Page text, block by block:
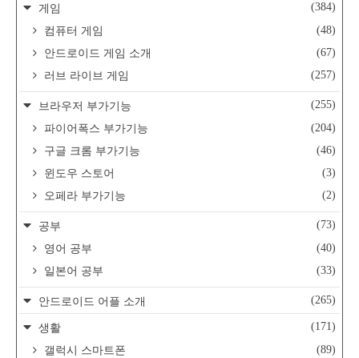
게임
(384)
컴퓨터 게임
(48)
안드로이드 게임 소개
(67)
러브 라이브 게임
(257)
브라우저 부가기능
(255)
파이어폭스 부가기능
(204)
구글 크롬 부가기능
(46)
윈도우 스토어
(3)
오페라 부가기능
(2)
공부
(73)
영어 공부
(40)
일본어 공부
(33)
안드로이드 어플 소개 (265)
생활
(171)
갤럭시 스마트폰
(89)